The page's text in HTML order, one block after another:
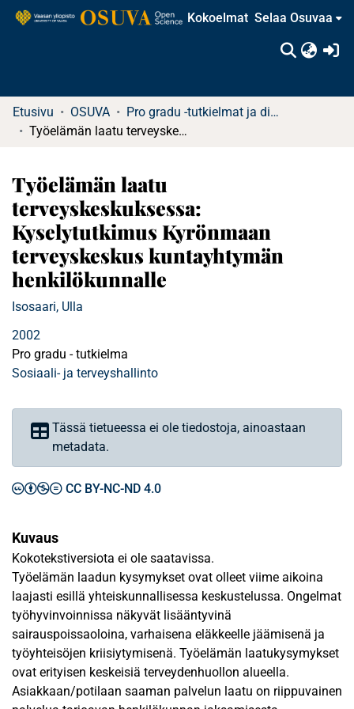
Kokoelmat Selaa Osuvaa
Etusivu OSUVA
Pro gradu -tutkielmat ja diplomityöt
Työelämän laatu terveyskeskuksessa: Kyselytutkimus Kyrönmaan terveyskeskus kuntayhtymän henkilökunnalle
Työelämän laatu
terveyskeskuksessa:
Kyselytutkimus Kyrönmaan
terveyskeskus kuntayhtymän
henkilökunnalle
Isosaari, Ulla
2002
Pro gradu - tutkielma
Sosiaali- ja terveyshallinto
Tässä tietueessa ei ole tiedostoja, ainoastaan
metadata.
CC BY-NC-ND 4.0
Kuvaus
Kokotekstiversiota ei ole saatavissa.
Työelämän laadun kysymykset ovat olleet viime aikoina
laajasti esillä yhteiskunnallisessa keskustelussa. Ongelmat
työhyvinvoinnissa näkyvät lisääntyvinä
sairauspoissaoloina, varhaisena eläkkeelle jäämisenä ja
työyhteisöjen kriisiytymisenä. Työelämän laatukysymykset
ovat erityisen keskeisiä terveydenhuollon alueella.
Asiakkaan/potilaan saaman palvelun laatu on riippuvainen